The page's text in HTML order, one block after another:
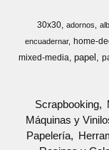
30x30 adornos
encuadernar home-
mixed-media papel
Scrapbooking
Máquinas y
Papelería